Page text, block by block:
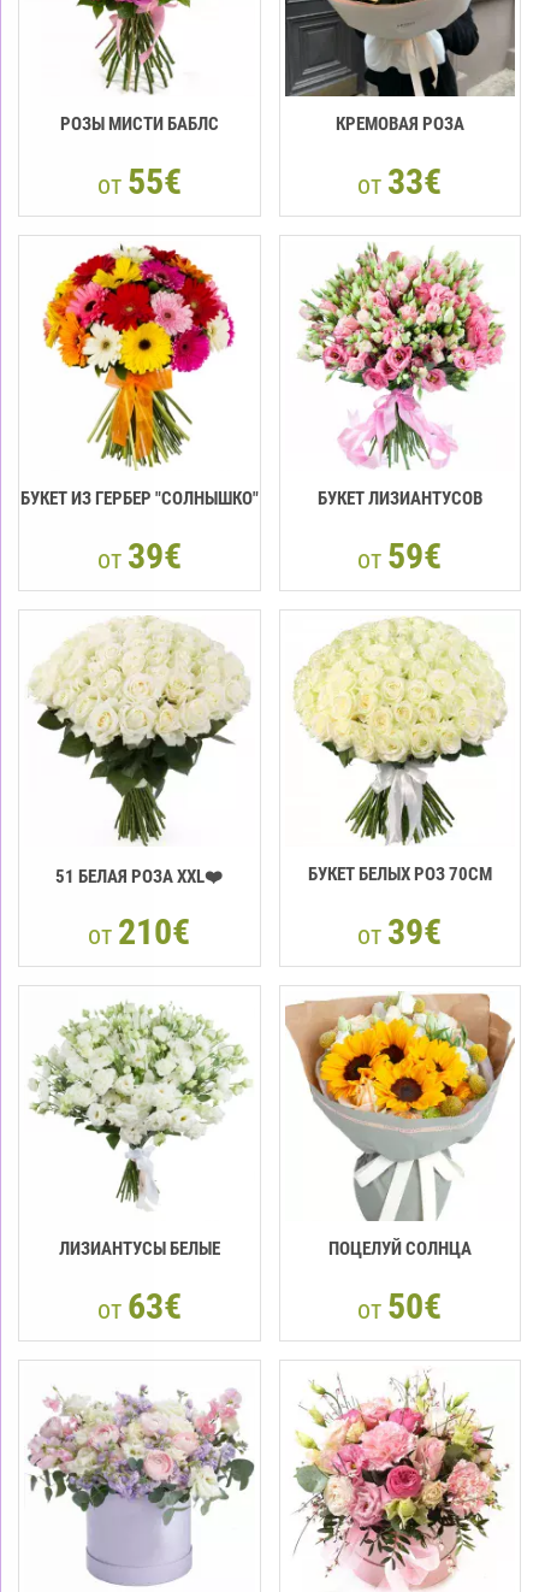
РОЗЫ МИСТИ БАБЛС
от 55€
КРЕМОВАЯ РОЗА
от 33€
БУКЕТ ИЗ ГЕРБЕР "СОЛНЫШКО"
от 39€
БУКЕТ ЛИЗИАНТУСОВ
от 59€
51 БЕЛАЯ РОЗА XXL❤️
от 210€
БУКЕТ БЕЛЫХ РОЗ 70СМ
от 39€
ЛИЗИАНТУСЫ БЕЛЫЕ
от 63€
ПОЦЕЛУЙ СОЛНЦА
от 50€